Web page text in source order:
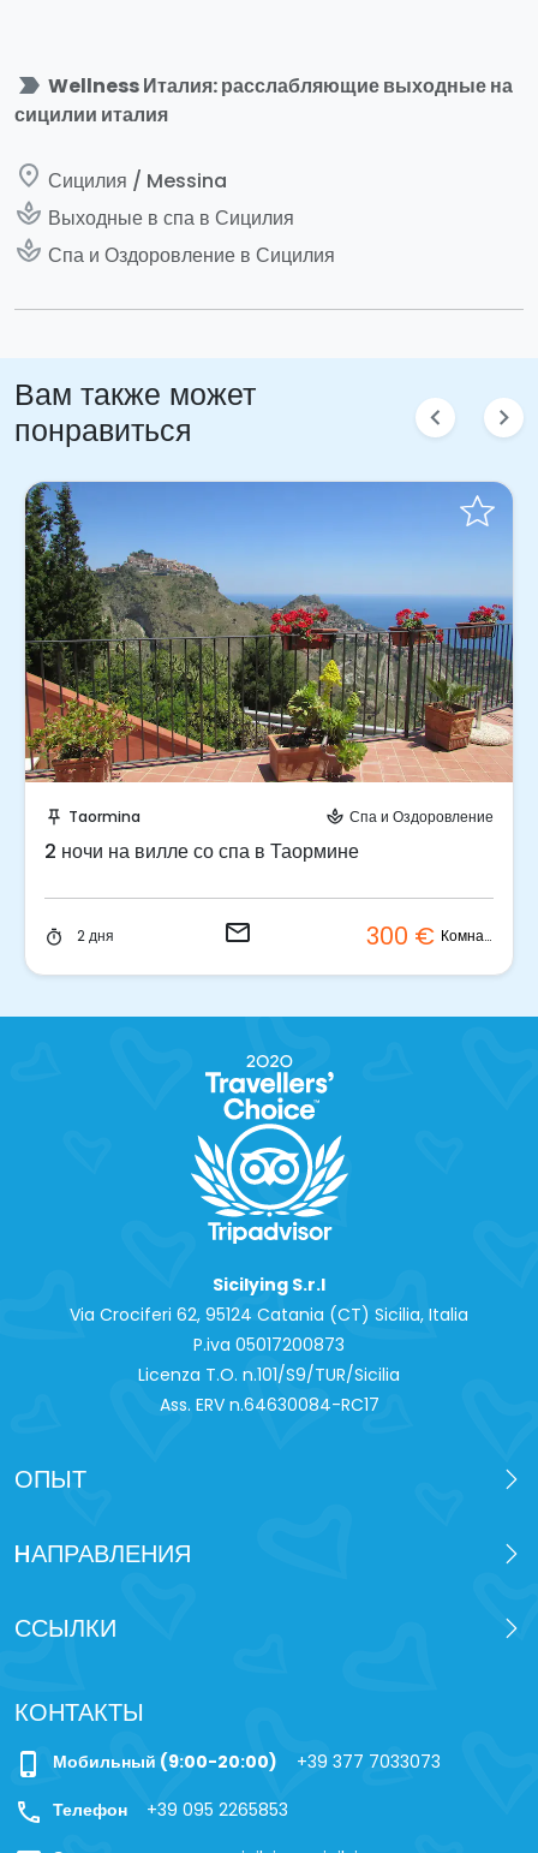
label_important Wellness Италия: расслабляющие выходные на
сицилии италия
place Сицилия / Messina
spa Выходные в спа в Сицилия
spa Спа и Оздоровление в Сицилия
Вам также может
понравиться
chevron_left chevron_right
push_pin Taormina spa Спа и Оздоровление
2 ночи на вилле со спа в Таормине
timer 2 дня email 300 € Комната
Sicilying S.r.l
Via Crociferi 62, 95124 Catania (CT) Sicilia, Italia
P.iva 0‍5017200873
Licenza T.O. n.101/S9/TUR/Sicilia
Ass. ERV n.64630084-RC17
ОПЫТ
HАПРАВЛЕНИЯ
ССЫЛКИ
КОНТАКТЫ
phone_iphone Мобильный (9:00-20:00) +39 377 7033073
call Телефон +39 095 2265853